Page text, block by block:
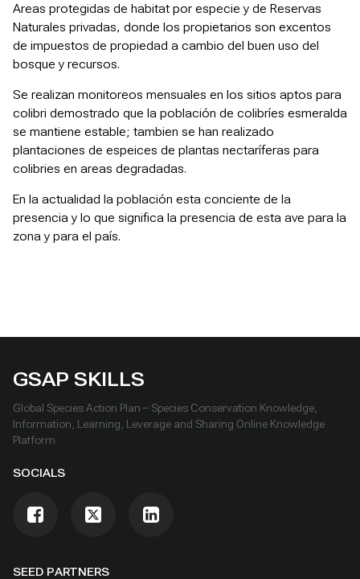
Areas protegidas de habitat por especie y de Reservas
Naturales privadas, donde los propietarios son excentos
de impuestos de propiedad a cambio del buen uso del
bosque y recursos.
Se realizan monitoreos mensuales en los sitios aptos para
colibri demostrado que la población de colibríes esmeralda
se mantiene estable; tambien se han realizado
plantaciones de espeices de plantas nectaríferas para
colibries en areas degradadas.
En la actualidad la población esta conciente de la
presencia y lo que significa la presencia de esta ave para la
zona y para el país.
SEED PARTNERS
GSAP SKILLS
Global Species Action Plan – Species Conservation Knowledge,
Information, Learning, Leverage and Sharing Online Knowledge
Platform
SOCIALS